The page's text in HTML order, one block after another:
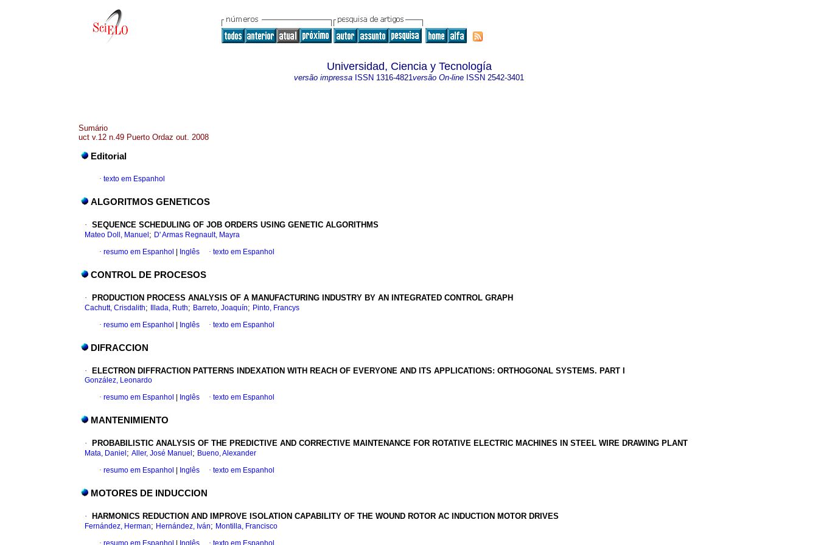
Universidad, Ciencia y Tecnología
versão impressa ISSN 1316-4821versão On-line ISSN 2542-3401
Sumário
uct v.12 n.49 Puerto Ordaz out. 2008
Editorial
· texto em Espanhol
ALGORITMOS GENETICOS
· SEQUENCE SCHEDULING OF JOB ORDERS USING GENETIC ALGORITHMS
Mateo Doll, Manuel ; D' Armas Regnault, Mayra
· resumo em Espanhol Inglês · texto em Espanhol
CONTROL DE PROCESOS
· PRODUCTION PROCESS ANALYSIS OF A MANUFACTURING INDUSTRY BY AN INTEGRATED CONTROL GRAPH
Cachutt, Crisdalith; Illada, Ruth; Barreto, Joaquín; Pinto, Francys
· resumo em Espanhol Inglês · texto em Espanhol
DIFRACCION
· ELECTRON DIFFRACTION PATTERNS INDEXATION WITH REACH OF EVERYONE AND ITS APPLICATIONS: ORTHOGONAL SYSTEMS. PART I
González, Leonardo
· resumo em Espanhol Inglês · texto em Espanhol
MANTENIMIENTO
· PROBABILISTIC ANALYSIS OF THE PREDICTIVE AND CORRECTIVE MAINTENANCE FOR ROTATIVE ELECTRIC MACHINES IN STEEL WIRE DRAWING PLANT
Mata, Daniel ; Aller, José Manuel ; Bueno, Alexander
· resumo em Espanhol Inglês · texto em Espanhol
MOTORES DE INDUCCION
· HARMONICS REDUCTION AND IMPROVE ISOLATION CAPABILITY OF THE WOUND ROTOR AC INDUCTION MOTOR DRIVES
Fernández, Herman; Hernández, Iván; Montilla, Francisco